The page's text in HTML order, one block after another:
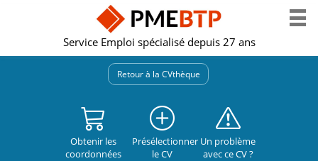
Service Emploi spécialisé depuis 27 ans
Retour à la CVthèque
Obtenir les
coordonnées
Présélectionner
le CV
Un problème
avec ce CV ?